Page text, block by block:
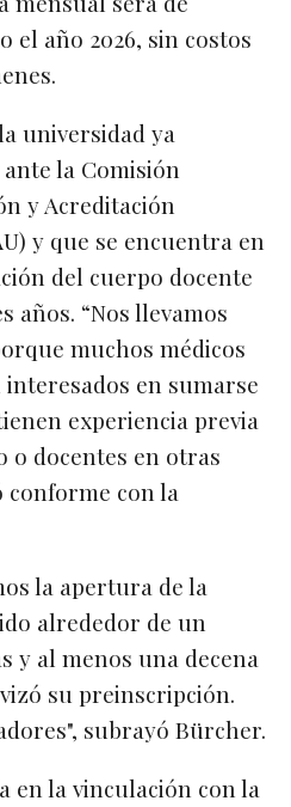
el año 2026, sin costos
universidad ya
la Comisión
y Acreditación
y que se encuentra en
del cuerpo docente
años. “Nos llevamos
muchos médicos
en sumarse
experiencia previa
o docentes en otras
conforme con la
la apertura de la
alrededor de un
y al menos una decena
su preinscripción.
subrayó Bürcher.
en la vinculación con la